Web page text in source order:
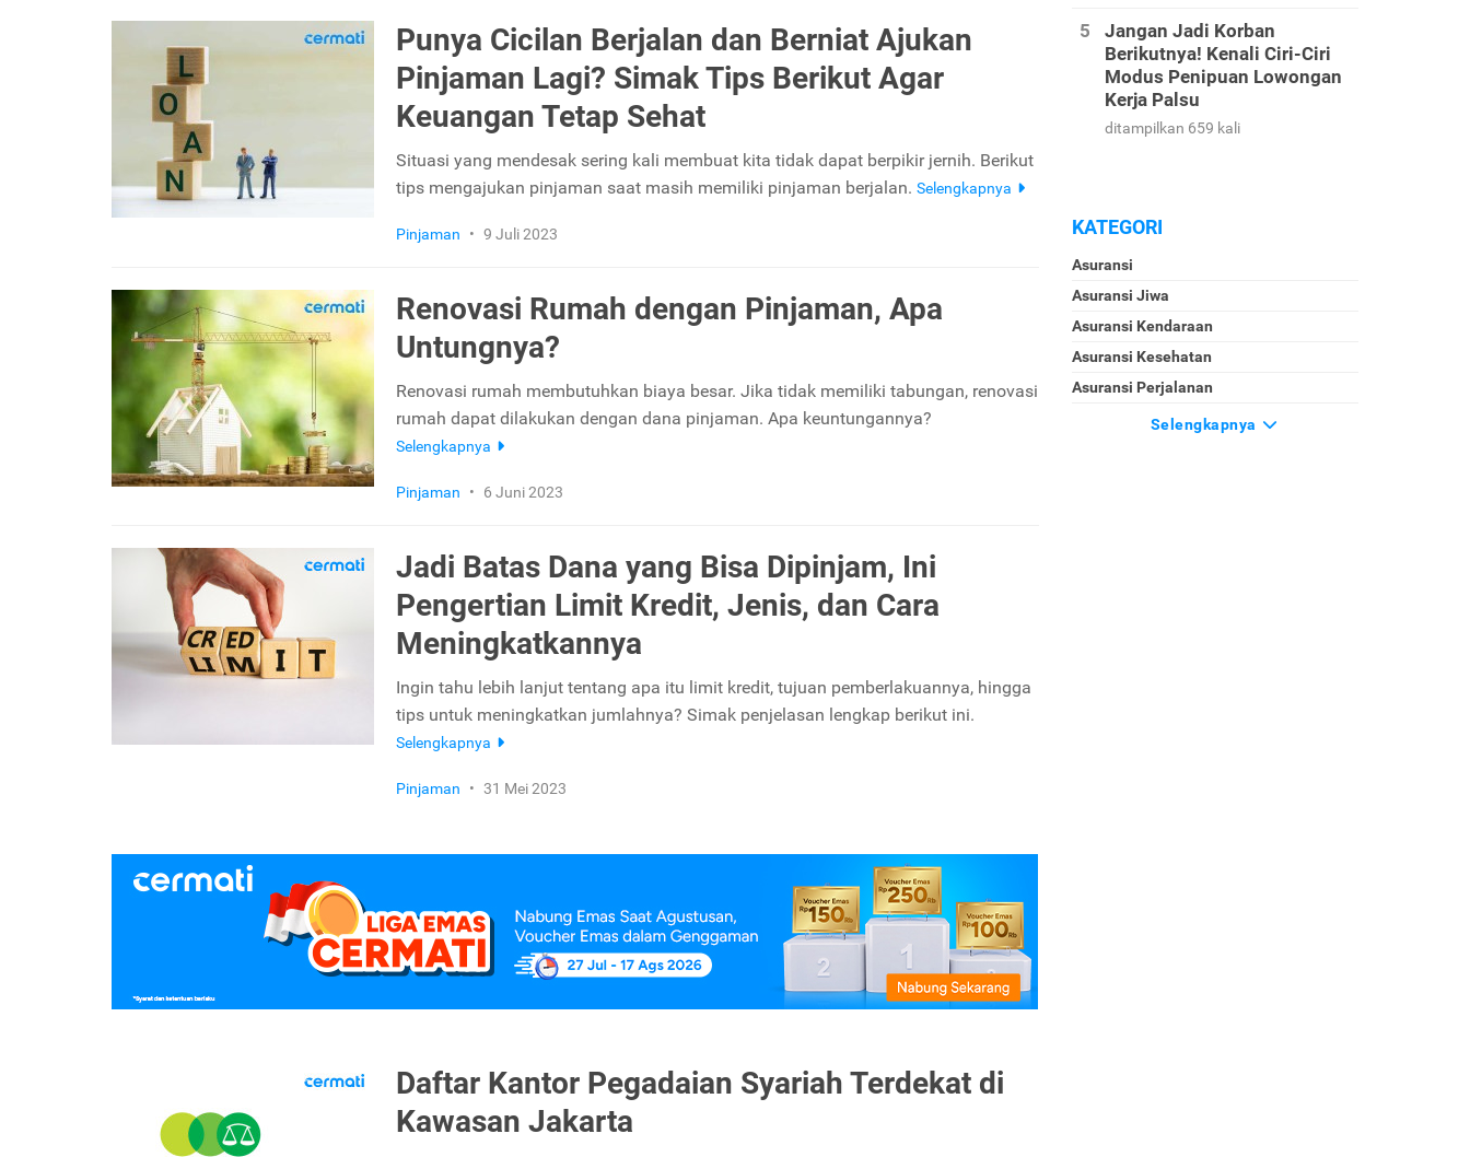
Punya Cicilan Berjalan dan Berniat Ajukan
Pinjaman Lagi? Simak Tips Berikut Agar
Keuangan Tetap Sehat
Situasi yang mendesak sering kali membuat kita tidak dapat berpikir jernih. Berikut
tips mengajukan pinjaman saat masih memiliki pinjaman berjalan. Selengkapnya
Pinjaman • 9 Juli 2023
Renovasi Rumah dengan Pinjaman, Apa
Untungnya?
Renovasi rumah membutuhkan biaya besar. Jika tidak memiliki tabungan, renovasi
rumah dapat dilakukan dengan dana pinjaman. Apa keuntungannya?
Selengkapnya
Pinjaman • 6 Juni 2023
Jadi Batas Dana yang Bisa Dipinjam, Ini
Pengertian Limit Kredit, Jenis, dan Cara
Meningkatkannya
Ingin tahu lebih lanjut tentang apa itu limit kredit, tujuan pemberlakuannya, hingga
tips untuk meningkatkan jumlahnya? Simak penjelasan lengkap berikut ini.
Selengkapnya
Pinjaman • 31 Mei 2023
Daftar Kantor Pegadaian Syariah Terdekat di
Kawasan Jakarta
Jangan Jadi Korban
Berikutnya! Kenali Ciri-Ciri
Modus Penipuan Lowongan
Kerja Palsu
ditampilkan 659 kali
KATEGORI
Asuransi
Asuransi Jiwa
Asuransi Kendaraan
Asuransi Kesehatan
Asuransi Perjalanan
Selengkapnya